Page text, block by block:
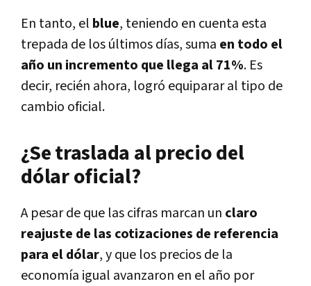
En tanto, el blue, teniendo en cuenta esta
trepada de los últimos días, suma en todo el
año un incremento que llega al 71%. Es
decir, recién ahora, logró equiparar al tipo de
cambio oficial.
¿Se traslada al precio del
dólar oficial?
A pesar de que las cifras marcan un claro
reajuste de las cotizaciones de referencia
para el dólar, y que los precios de la
economía igual avanzaron en el año por